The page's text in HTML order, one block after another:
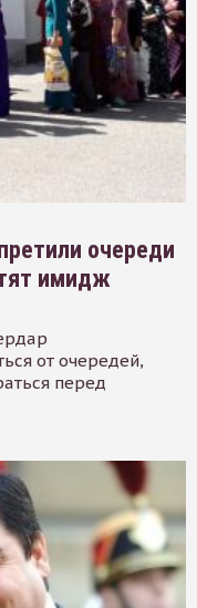
очереди
имидж
от очередей,
перед